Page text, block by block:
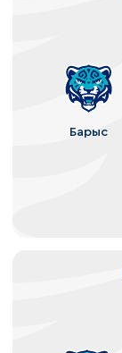
Барыс